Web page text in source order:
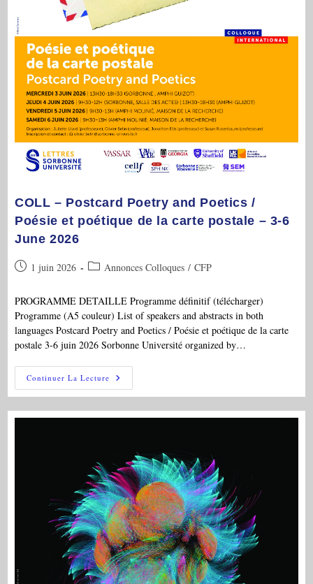
COLL – Postcard Poetry and Poetics /
Poésie et poétique de la carte postale – 3-6
June 2026
Publication
1 juin 2026
Post Annonces Colloques / CFP
PROGRAMME DETAILLE Programme définitif (télécharger)
Programme (A5 couleur) List of speakers and abstracts in both
languages Postcard Poetry and Poetics / Poésie et poétique de la carte
postale 3-6 juin 2026 Sorbonne Université organized by…
Continuer La Lecture COLL
–
Postcard
And
Poétique
De
La
Carte
Postale
–
3-
6
June
2026